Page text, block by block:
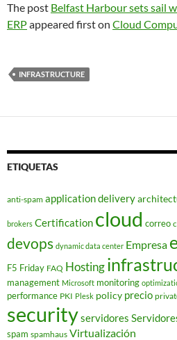
The post Belfast Harbour sets sail
ERPappeared first on Cloud
INFRASTRUCTURE
ETIQUETAS
anti-spam application delivery
brokers Certification cloud correo
devops dynamic data center Empresa
F5 Friday FAQ Hosting
management Microsoft monitoring
performance PKI Plesk policy precio
securityservidores
spam spamhaus Virtualización